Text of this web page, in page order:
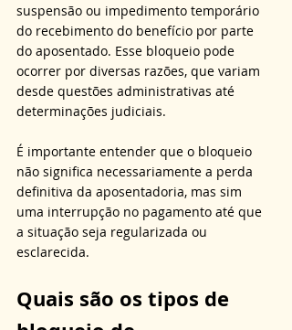
suspensão ou impedimento temporário
do recebimento do benefício por parte
do aposentado. Esse bloqueio pode
ocorrer por diversas razões, que variam
desde questões administrativas até
determinações judiciais.
É importante entender que o bloqueio
não significa necessariamente a perda
definitiva da aposentadoria, mas sim
uma interrupção no pagamento até que
a situação seja regularizada ou
esclarecida.
Quais são os tipos de